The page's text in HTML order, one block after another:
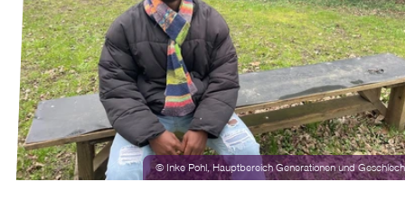
© Inke Pohl, Hauptbereich Generationen und